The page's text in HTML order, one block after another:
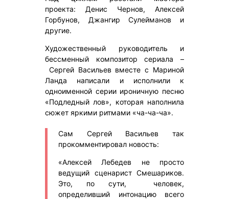
проекта: Денис Чернов, Алексей
Горбунов, Джангир Сулейманов и
другие.
Художественный руководитель и
бессменный композитор сериала –
Сергей Васильев вместе с Мариной
Ланда написали и исполнили к
одноименной серии ироничную песню
«Подледный лов», которая наполнила
сюжет яркими ритмами «ча-ча-ча».
Сам Сергей Васильев так
прокомментировал новость:
«Алексей Лебедев не просто
ведущий сценарист Смешариков.
Это, по сути, человек,
определивший интонацию всего